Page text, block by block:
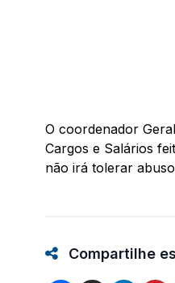
O coordenador
Cargos e Salários
não irá tolerar
Compartilhe